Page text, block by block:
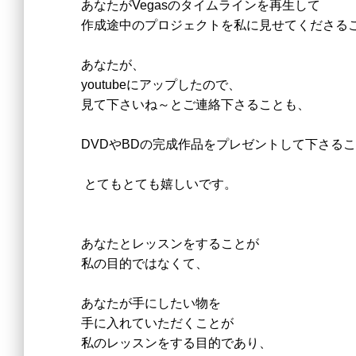
あなたがVegasのタイムラインを再生して
作成途中のプロジェクトを私に見せてくださる
あなたが、
youtubeにアップしたので、
見て下さいね～とご連絡下さることも、
DVDやBDの完成作品をプレゼントして下さるこ
とてもとても嬉しいです。
あなたとレッスンをすることが
私の目的ではなくて、
あなたが手にしたい物を
手に入れていただくことが
私のレッスンをする目的であり、